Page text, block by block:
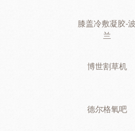
膝盖冷敷凝胶-波
兰
博世割草机
德尔格氧吧